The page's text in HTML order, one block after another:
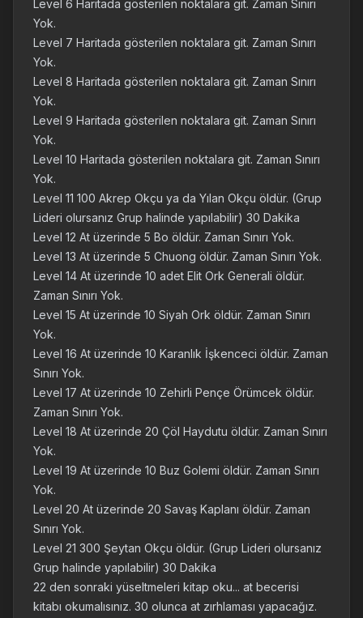
Level 6 Haritada gösterilen noktalara git. Zaman Sınırı
Yok.
Level 7 Haritada gösterilen noktalara git. Zaman Sınırı
Yok.
Level 8 Haritada gösterilen noktalara git. Zaman Sınırı
Yok.
Level 9 Haritada gösterilen noktalara git. Zaman Sınırı
Yok.
Level 10 Haritada gösterilen noktalara git. Zaman Sınırı
Yok.
Level 11 100 Akrep Okçu ya da Yılan Okçu öldür. (Grup
Lideri olursanız Grup halinde yapılabilir) 30 Dakika
Level 12 At üzerinde 5 Bo öldür. Zaman Sınırı Yok.
Level 13 At üzerinde 5 Chuong öldür. Zaman Sınırı Yok.
Level 14 At üzerinde 10 adet Elit Ork Generali öldür.
Zaman Sınırı Yok.
Level 15 At üzerinde 10 Siyah Ork öldür. Zaman Sınırı
Yok.
Level 16 At üzerinde 10 Karanlık İşkenceci öldür. Zaman
Sınırı Yok.
Level 17 At üzerinde 10 Zehirli Pençe Örümcek öldür.
Zaman Sınırı Yok.
Level 18 At üzerinde 20 Çöl Haydutu öldür. Zaman Sınırı
Yok.
Level 19 At üzerinde 10 Buz Golemi öldür. Zaman Sınırı
Yok.
Level 20 At üzerinde 20 Savaş Kaplanı öldür. Zaman
Sınırı Yok.
Level 21 300 Şeytan Okçu öldür. (Grup Lideri olursanız
Grup halinde yapılabilir) 30 Dakika
22 den sonraki yüseltmeleri kitap oku... at becerisi
kitabı okumalısınız. 30 olunca at zırhlaması yapacağız.